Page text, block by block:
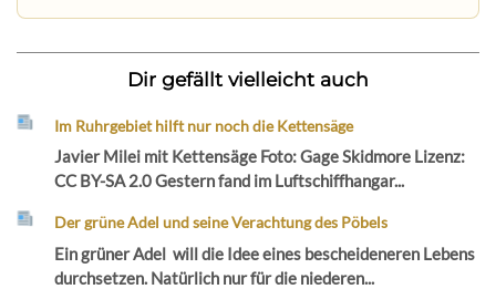
Dir gefällt vielleicht auch
Im Ruhrgebiet hilft nur noch die Kettensäge
Javier Milei mit Kettensäge Foto: Gage Skidmore Lizenz:
CC BY-SA 2.0 Gestern fand im Luftschiffhangar...
Der grüne Adel und seine Verachtung des Pöbels
Ein grüner Adel will die Idee eines bescheideneren Lebens
durchsetzen. Natürlich nur für die niederen...